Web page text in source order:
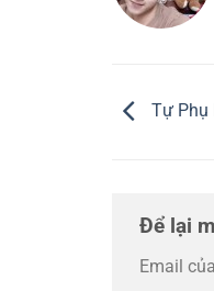
Tự Phụ
Để lại
Email